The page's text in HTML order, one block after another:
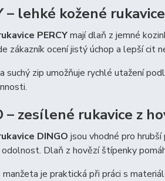
– lehké kožené
PERCYmají dlaň z jemné
zákazník ocení jistý úchop a lepší cit
suchý zip umožňuje rychlé utažení
– zesílené rukavice z
DINGO jsou vhodné pro
Dlaň z hovězí štípenky
je praktická při práci s